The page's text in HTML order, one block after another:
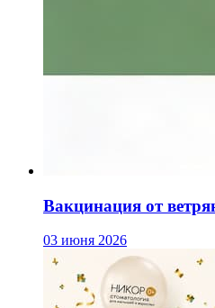
Вакцинация от
03 июня 2026